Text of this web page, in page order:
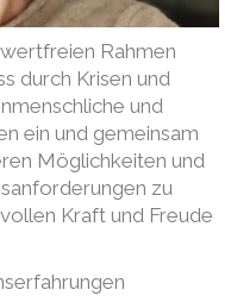
Rahmen
durch Krisen und
und
ein und gemeinsam
Möglichkeiten und
zu
Kraft und Freude